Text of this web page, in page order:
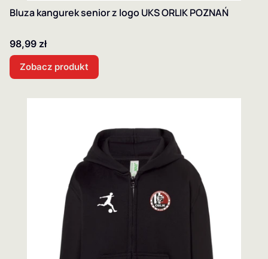
Bluza kangurek senior z logo UKS ORLIK POZNAŃ
Cena
98,99 zł
Zobacz produkt